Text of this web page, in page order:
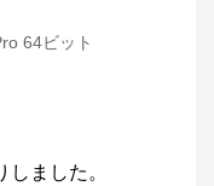
64ビット
ました。